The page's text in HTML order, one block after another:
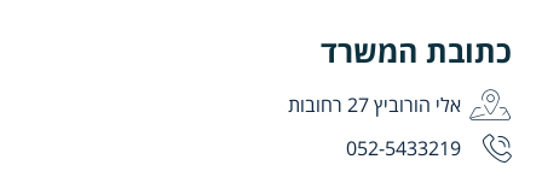
כתובת המשרד
אלי הורוביץ 27 רחובות
052-5433219